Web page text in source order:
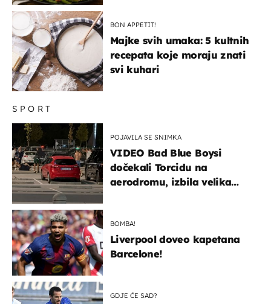
SPORT
POJAVILA SE SNIMKA
VIDEO Bad Blue Boysi
dočekali Torcidu na
aerodromu, izbila velika
BOMBA!
Liverpool doveo kapetana
Barcelone!
GDJE ĆE SAD?
BON APPETIT!
Majke svih umaka: 5 kultnih
recepata koje moraju znati
svi kuhari